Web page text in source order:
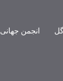
انجمن جهانی